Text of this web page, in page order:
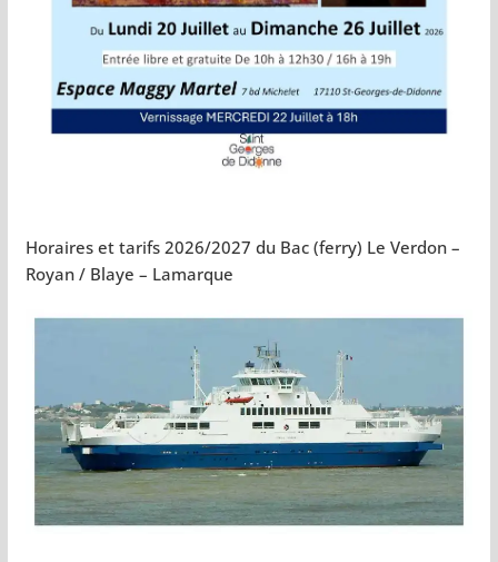
Horaires et tarifs 2026/2027 du Bac (ferry) Le Verdon –
Royan / Blaye – Lamarque